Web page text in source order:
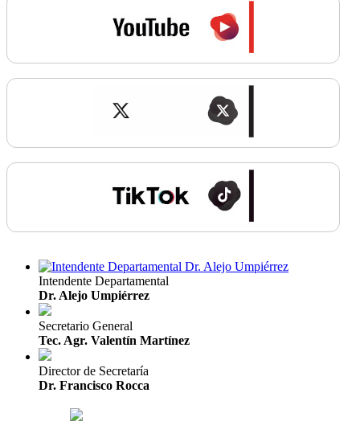
Intendente Departamental
Dr. Alejo Umpiérrez
Secretario General
Tec. Agr. Valentín Martínez
Director de Secretaría
Dr. Francisco Rocca